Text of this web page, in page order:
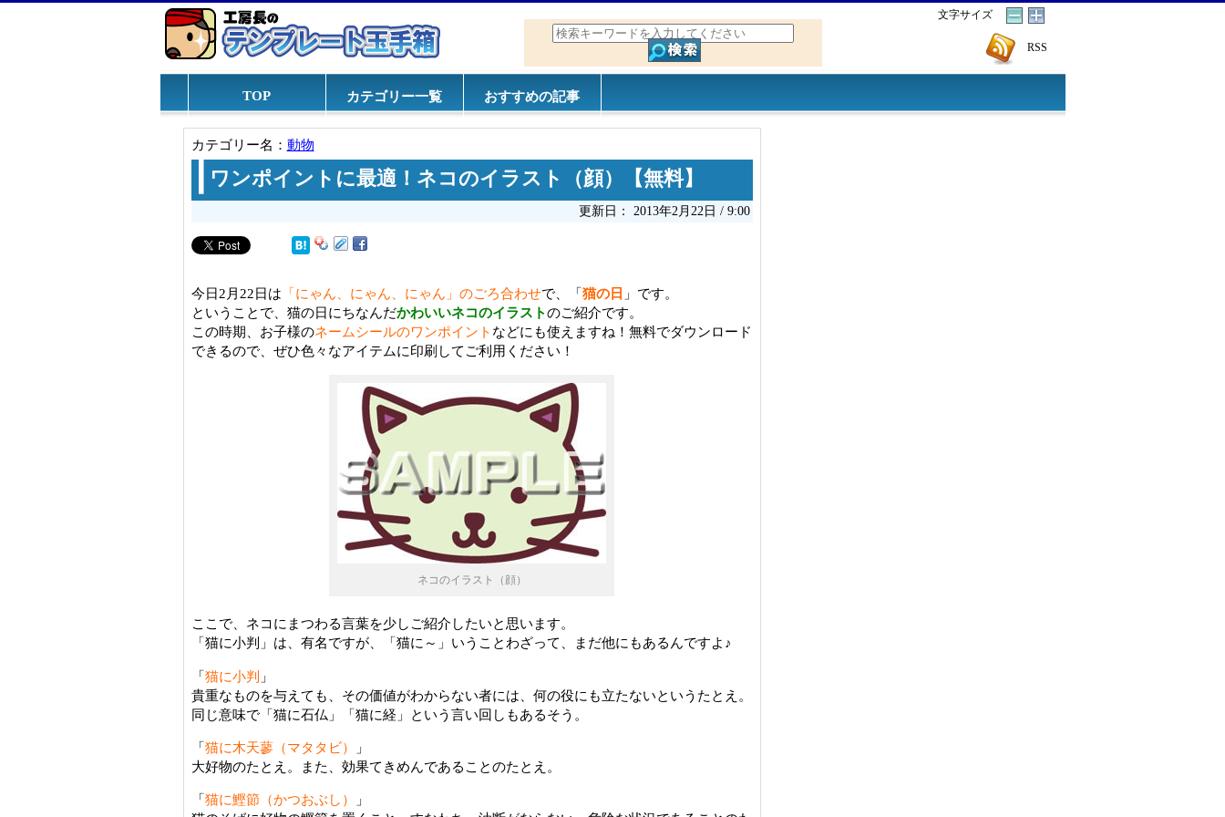
文字サイズ
RSS
TOP カテゴリー一覧 おすすめの記事
カテゴリー名： 動物
ワンポイントに最適！ネコのイラスト（顔）【無料】
更新日： 2013年2月22日 / 9:00
今日2月22日は 「にゃん、にゃん、にゃん」のごろ合わせで、「猫の日 」です。
ということで、猫の日にちなんだかわいいネコのイラストのご紹介です。
この時期、お子様のネームシールのワンポイント などにも使えますね！無料でダウンロード
できるので、ぜひ色々なアイテムに印刷してご利用ください！
ネコのイラスト（顔）
ここで、ネコにまつわる言葉を少しご紹介したいと思います。
「猫に小判」は、有名ですが、「猫に～」いうことわざって、まだ他にもあるんですよ♪
「猫に小判 」
貴重なものを与えても、その価値がわからない者には、何の役にも立たないというたとえ。
同じ意味で「猫に石仏」「猫に経」という言い回しもあるそう。
「猫に木天蓼（マタタビ）
」
大好物のたとえ。また、効果てきめんであることのたとえ。
「猫に鰹節（かつおぶし）
」